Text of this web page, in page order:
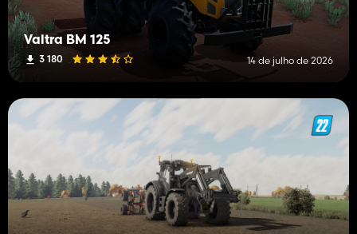
Valtra BM 125
3 180 14 de julho de 2026